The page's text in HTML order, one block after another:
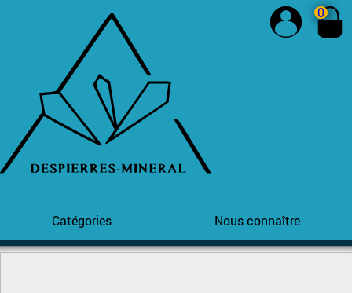
0
Catégories Nous connaître